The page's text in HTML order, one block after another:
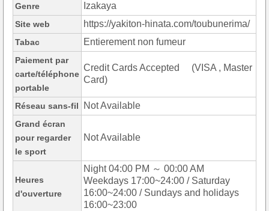
Genre Izakaya
Site web https://yakiton-hinata.com/toubunerima/
Tabac Entierement non fumeur
Paiement par
carte/téléphone
portable
Credit Cards Accepted (VISA , Master
Card)
Réseau sans-fil Not Available
Grand écran
pour regarder
le sport
Not Available
Heures
d'ouverture
Night 04:00 PM ～ 00:00 AM
Weekdays 17:00~24:00 / Saturday
16:00~24:00 / Sundays and holidays
16:00~23:00